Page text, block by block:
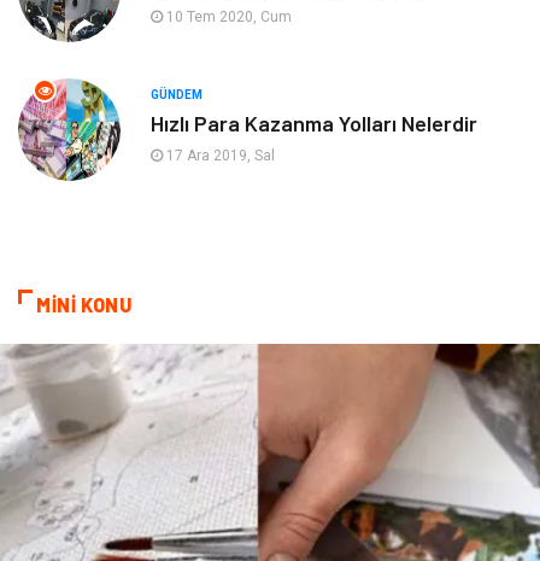
Alüminyum Nakliyat
Bebek Giyim
Moda
Telekomünikasyon Tarım & Hayvancılık
Periyodik Kontrol Spor Malzemeleri
10 Tem 2020, Cum
GÜNDEM
Hızlı Para Kazanma Yolları Nelerdir
17 Ara 2019, Sal
MİNİ KONU